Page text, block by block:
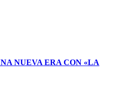
NUEVA ERA CON «LA